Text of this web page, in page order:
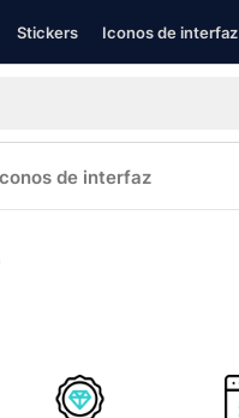
Stickers Iconos de interfaz
de interfaz